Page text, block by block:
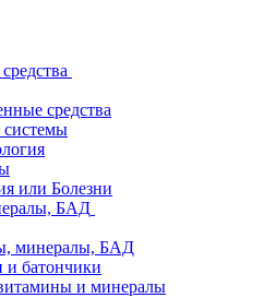
средства
или Болезни
БАД
минералы, БАД
и батончики
и минералы